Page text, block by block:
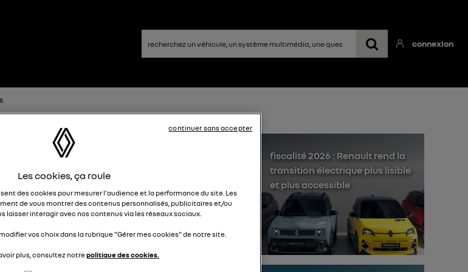
connexion
batterie
plus de 3ans : à l'origine j'arrivais à faire jusqu'à
j'arrive péniblement à 100km malgré un
. je crois savoir que l'on peut demander le
précis du contrat ?
fiscalité 2026 : Renault rend la
transition électrique plus lisible
et plus accessible
Les cookies, ça roule
des cookies pour mesurer l'audience et la performance du site. Les
de vous montrer des contenus personnalisés, publicitaires et/ou
laisser interagir avec nos contenus via les réseaux sociaux.
vos choix dans la rubrique "Gérer mes cookies" de notre site.
plus, consultez notrepolitique des cookies.
continuer sans accepter